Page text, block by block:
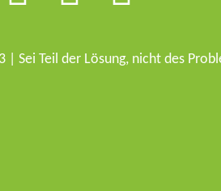
Sei Teil der Lösung, nicht des